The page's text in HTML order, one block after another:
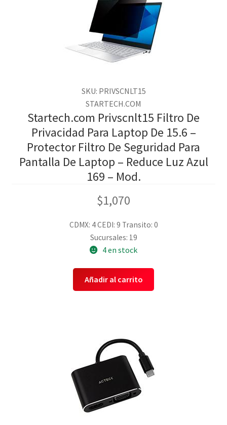
SKU: PRIVSCNLT15
STARTECH.COM
Startech.com Privscnlt15 Filtro De
Privacidad Para Laptop De 15.6 –
Protector Filtro De Seguridad Para
Pantalla De Laptop – Reduce Luz Azul
169 – Mod.
$1,070
CDMX: 4CEDI: 9 Transito: 0
Sucursales: 19
4 en stock
Añadir al carrito